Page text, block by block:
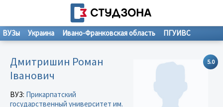
ВУЗы Украина Ивано-Франковская область ПГУИВС
5.0
Дмитришин Роман
Іванович
ВУЗ: Прикарпатский
государственный университет им.